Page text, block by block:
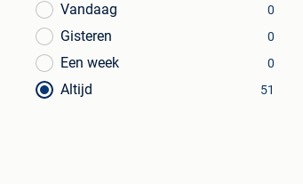
Vandaag
0
Gisteren 0
Een week 0
Altijd 51